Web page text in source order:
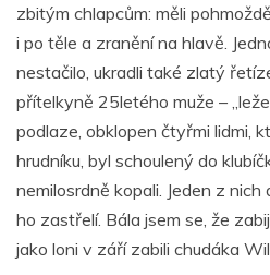
zbitým chlapcům: měli
i po těle a zranění na hlavě.
nestačilo, ukradli také zlatý
přítelkyně 25letého muže –
podlaze, obklopen čtyřmi lidmi,
hrudníku, byl schoulený do
nemilosrdně kopali. Jeden z
ho zastřelí. Bála jsem se, že
jako loni v září zabili chudáka